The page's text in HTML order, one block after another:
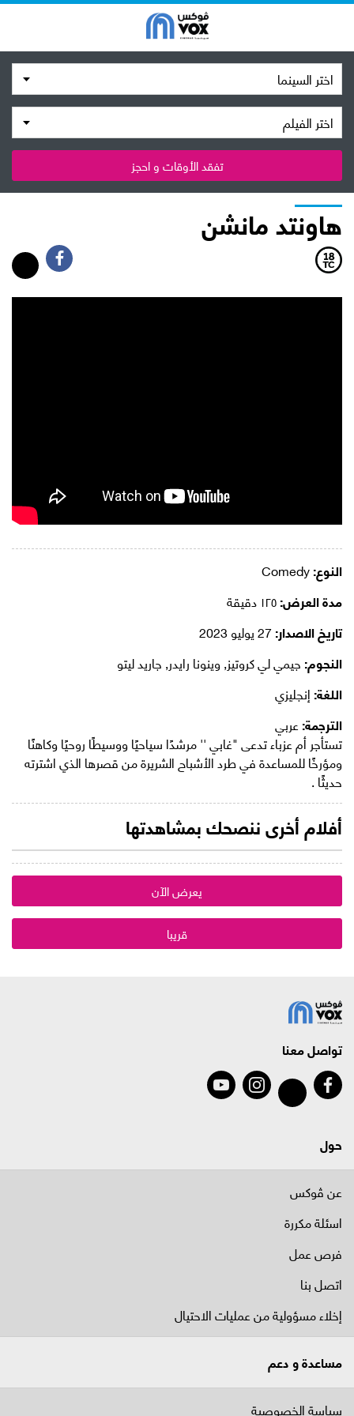
اختر السينما
اختر الفيلم
تفقد الأوقات و احجز
هاونتد مانشن
النوع:
مدة العرض:
تاريخ الاصدار:
النجوم:جيمي لي كروتيز, وينونا رايدر, جاريد ليتو
اللغة:إنجليزي
الترجمة:عربي
تستأجر أم عزباء تدعى "غابي '' مرشدًا سياحيًا ووسيطًا روحيًا وكاهنًا
ومؤرخًا للمساعدة في طرد الأشباح الشريرة من قصرها الذي اشترته
حديثًا .
أفلام أخرى ننصحك بمشاهدتها
يعرض الآن
قريبا
تواصل معنا
حول
عن ڤوكس
اسئلة مكررة
فرص عمل
اتصل بنا
إخلاء مسؤولية من عمليات الاحتيال
مساعدة و دعم
سياسة الخصوصية